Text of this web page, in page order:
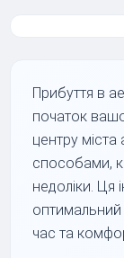
Прибуття в
початок
центру
способами,
недоліки.
час та